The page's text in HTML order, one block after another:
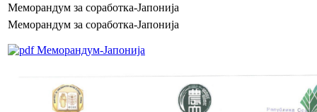
Меморандум за соработка-Јапонија
Меморандум за соработка-Јапонија
Меморандум-Јапонија